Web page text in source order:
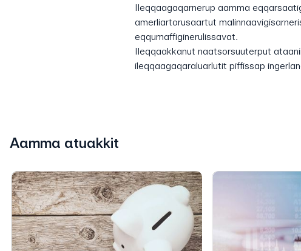
Ileqqaagaqarnerup aamma
amerliartorusaartut
eqqumaffiginerulissavat.
Ileqqaakkanut naatsorsuuterput
ileqqaagaqaraluarlutit piffissap
Aamma atuakkit